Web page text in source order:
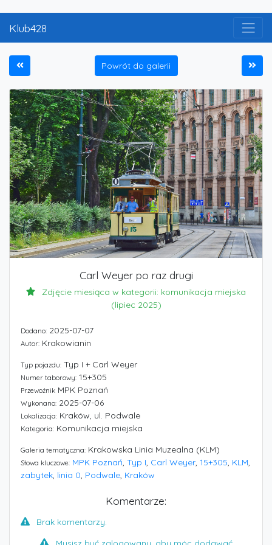
Klub428
Powrót do galerii
Carl Weyer po raz drugi
Zdjęcie miesiąca w kategorii: komunikacja miejska
(lipiec 2025)
Dodano:2025-07-07
Autor:Krakowianin
Typ pojazdu:Typ I + Carl Weyer
Numer taborowy:15+305
PrzewoźnikMPK Poznań
Wykonano:2025-07-06
Lokalizacja:Kraków, ul. Podwale
Kategoria:Komunikacja miejska
Galeria tematyczna:Krakowska Linia Muzealna (KLM)
Słowa kluczowe: MPK Poznań Typ I Carl Weyer, 15+305 KLM
zabytek, linia 0 Podwale, Kraków
Komentarze:
Brak komentarzy.